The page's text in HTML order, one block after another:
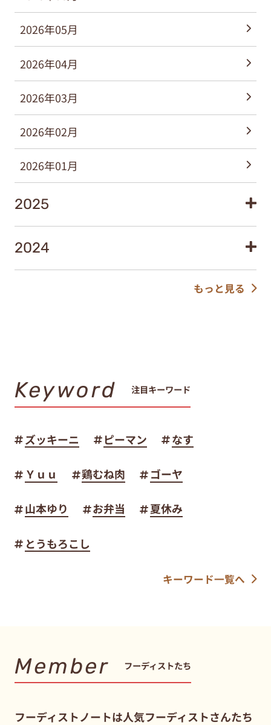
2026年05月
2026年04月
2026年03月
2026年02月
2026年01月
2025
2024
もっと見る
Keyword 注目キーワード
ズッキーニ ピーマン なす
Ｙｕｕ 鶏むね肉 ゴーヤ
山本ゆり お弁当 夏休み
とうもろこし
キーワード一覧へ
Member フーディストたち
フーディストノートは人気フーディストさんたち